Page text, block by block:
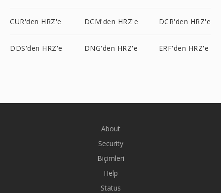
CUR'den HRZ'e DCM'den HRZ'e DCR'den HRZ'e
DDS'den HRZ'e DNG'den HRZ'e ERF'den HRZ'e
About
Security
Biçimleri
Help
Status